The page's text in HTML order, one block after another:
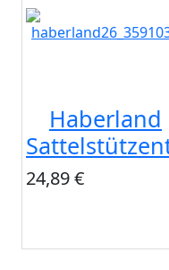
Haberland
24,89 €